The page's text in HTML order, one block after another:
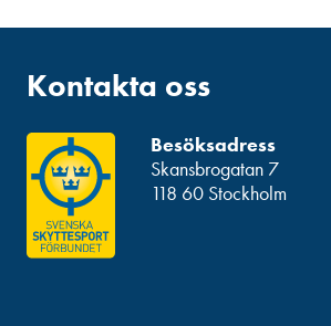
Kontakta oss
Besöksadress
Skansbrogatan 7
118 60 Stockholm